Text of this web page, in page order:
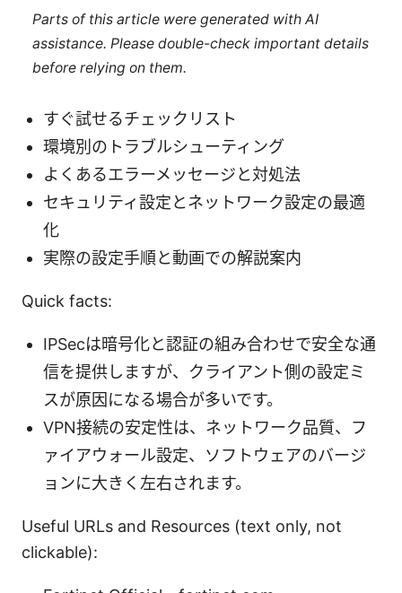
Parts of this article were generated with AI
assistance. Please double-check important details
before relying on them.
すぐ試せるチェックリスト
環境別のトラブルシューティング
よくあるエラーメッセージと対処法
セキュリティ設定とネットワーク設定の最適
化
実際の設定手順と動画での解説案内
Quick facts:
IPSecは暗号化と認証の組み合わせで安全な通
信を提供しますが、クライアント側の設定ミ
スが原因になる場合が多いです。
VPN接続の安定性は、ネットワーク品質、フ
ァイアウォール設定、ソフトウェアのバージ
ョンに大きく左右されます。
Useful URLs and Resources (text only, not
clickable):